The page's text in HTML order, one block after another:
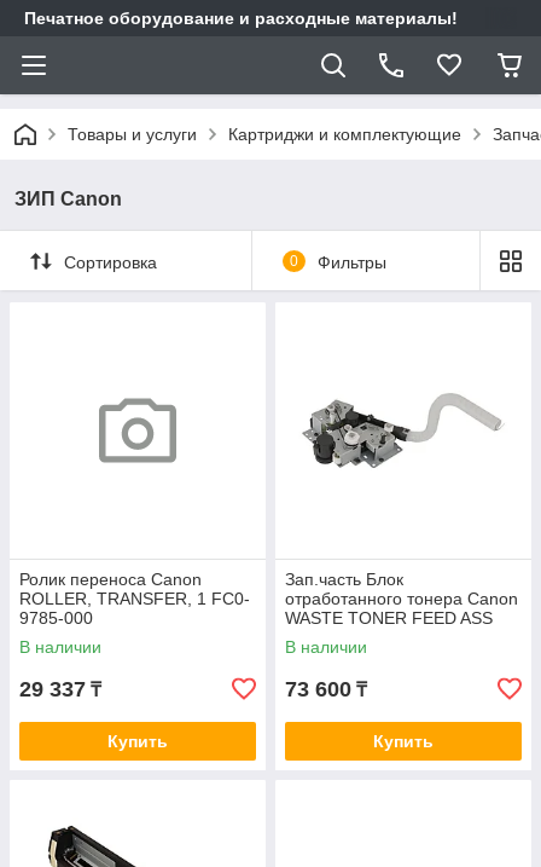
Печатное оборудование и расходные материалы!
Товары и услуги Картриджи и комплектующие
ЗИП Canon
Сортировка 0 Фильтры
Ролик переноса Canon
ROLLER, TRANSFER, 1 FC0-
9785-000
В наличии
29 337 ₸
Купить
Зап.часть Блок
отработанного тонера Canon
WASTE TONER FEED ASS
FM4-0899-030
В наличии
73 600 ₸
Купить